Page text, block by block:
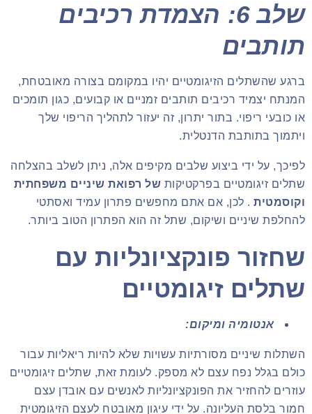
שלב 6: הצמדת רכיבים
תותבים
ברגע שהשתלים הזיגומטיים יהיו במקומם בצורה מאובטחת,
המנתח יצמיד רכיבים תותבים זמניים או קבועים, כגון תומכים
או כובעי ריפוי. בתור יתרון, זה יעזור לתהליך הריפוי שלך
ויתמוך בתותבת הדנטלית.
לפיכך, על ידי ביצוע שלבים מקיפים אלה, ניתן לשלב בהצלחה
שתלים זיגומטיים בפרקטיקות של רפואת שיניים משפחתית
וקוסמטית . לכן, אם אתם מחפשים פתרון עמיד ואסתטי
להחלפת שיניים ושיקום, שתל זה הוא הפתרון הטוב ביותר.
שחזור פונקציונליות עם
שתלים זיגומטיים
אנטומיה ומיקום:
השתלות שיניים מסורתיות עשויות שלא להיות ריאליות עבור
כולם בגלל נפח עצם לא מספק. לעומת זאת, שתלים זיגומטיים
עוזרים להחזיר את הפונקציונליות לאנשים עם אובדן עצם
חמור בלסת העליונה. על ידי עיגון מאובטח לעצם הזיגומטית